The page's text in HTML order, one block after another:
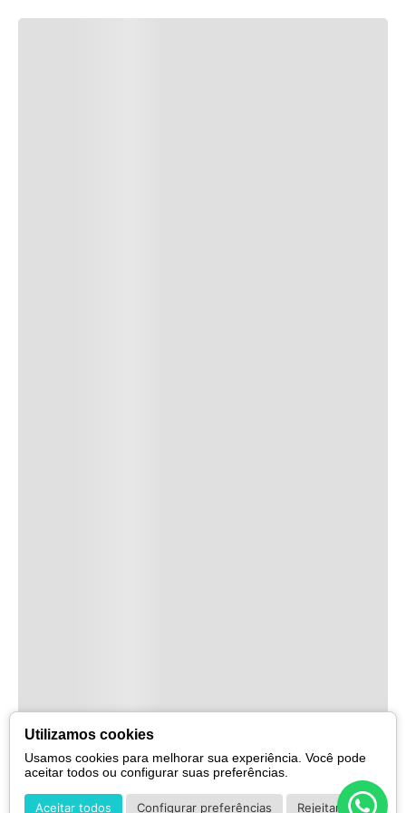
Utilizamos cookies
Usamos cookies para melhorar sua experiência. Você pode
aceitar todos ou configurar suas preferências.
Aceitar todos Configurar preferências Rejeitar